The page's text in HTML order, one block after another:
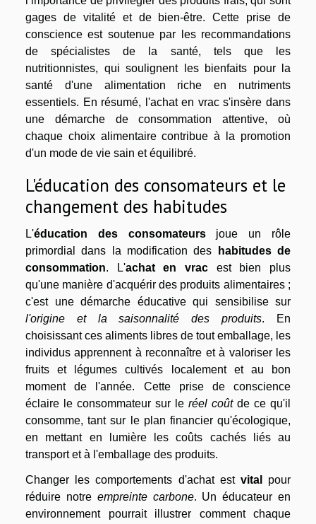
gages de vitalité et de bien-être. Cette prise de
conscience est soutenue par les recommandations
de spécialistes de la santé, tels que les
nutritionnistes, qui soulignent les bienfaits pour la
santé d'une alimentation riche en nutriments
essentiels. En résumé, l'achat en vrac s'insère dans
une démarche de consommation attentive, où
chaque choix alimentaire contribue à la promotion
d'un mode de vie sain et équilibré.
L'éducation des consomateurs et le
changement des habitudes
L'éducation des consomateursjoue un rôle
primordial dans la modification des
habitudes de
consommation. L'achat en vrac est bien plus
qu'une manière d'acquérir des produits alimentaires ;
c'est une démarche éducative qui sensibilise sur
l'origine et la saisonnalité des produits. En
choisissant ces aliments libres de tout emballage, les
individus apprennent à reconnaître et à valoriser les
fruits et légumes cultivés localement et au bon
moment de l'année. Cette prise de conscience
éclaire le consommateur sur le réel coûtde ce qu'il
consomme, tant sur le plan financier qu'écologique,
en mettant en lumière les coûts cachés liés au
transport et à l'emballage des produits.
Changer les comportements d'achat est vital
pour
réduire notre empreinte carbone. Un éducateur en
environnement pourrait illustrer comment chaque